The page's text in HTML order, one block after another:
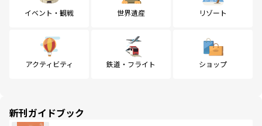
イベント・観戦 世界遺産 リゾート
アクティビティ 鉄道・フライト ショップ
新刊ガイドブック